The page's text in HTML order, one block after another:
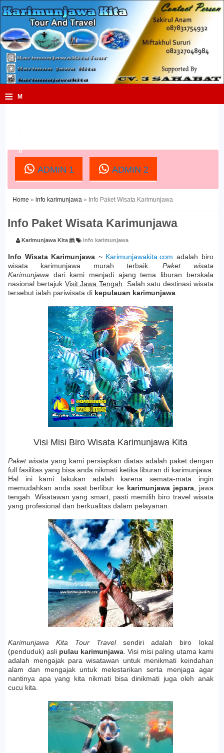
≡ M
u
ADMIN 1 ADMIN 2
Home »info karimunjawa » Info Paket Wisata Karimunjawa
Info Paket Wisata Karimunjawa
Karimunjawa Kita info karimunjawa
Info Wisata Karimunjawa ~ Karimunjawakita.com adalah biro
wisata karimunjawa murah terbaik.Paket wisata
Karimunjawa dari kami menjadi ajang tema liburan berskala
nasional bertajuk Visit Jawa Tengah. Salah satu destinasi wisata
tersebut ialah pariwisata di kepulauan karimunjawa.
Visi Misi Biro Wisata Karimunjawa Kita
Paket wisata yang kami persiapkan diatas adalah paket dengan
full fasilitas yang bisa anda nikmati ketika liburan di karimunjawa.
Hal ini kami lakukan adalah karena semata-mata ingin
memudahkan anda saat berlibur ke karimunjawa jepara, jawa
tengah. Wisatawan yang smart, pasti memilih biro travel wisata
yang profesional dan berkualitas dalam pelayanan.
Karimunjawa Kita Tour Travelsendiri adalah biro lokal
(penduduk) asli pulau karimunjawa. Visi misi paling utama kami
adalah mengajak para wisatawan untuk menikmati keindahan
alam dan mengajak untuk melestarikan serta menjaga agar
nantinya apa yang kita nikmati bisa dinikmati juga oleh anak
cucu kita.